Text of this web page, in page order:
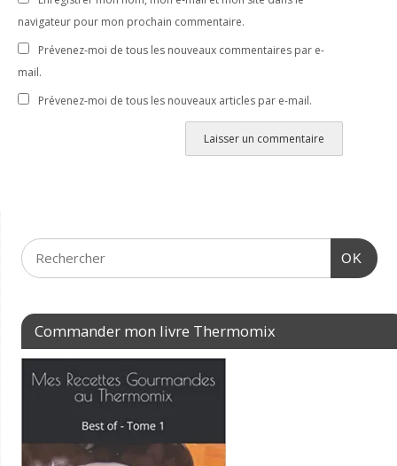
navigateur pour mon prochain commentaire.
Prévenez-moi de tous les nouveaux commentaires par e-
mail.
Prévenez-moi de tous les nouveaux articles par e-mail.
OK
Commander mon livre Thermomix